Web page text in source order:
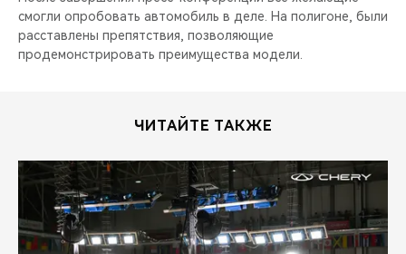
смогли опробовать автомобиль в деле. На полигоне, были
расставлены препятствия, позволяющие
продемонстрировать преимущества модели.
ЧИТАЙТЕ ТАКЖЕ